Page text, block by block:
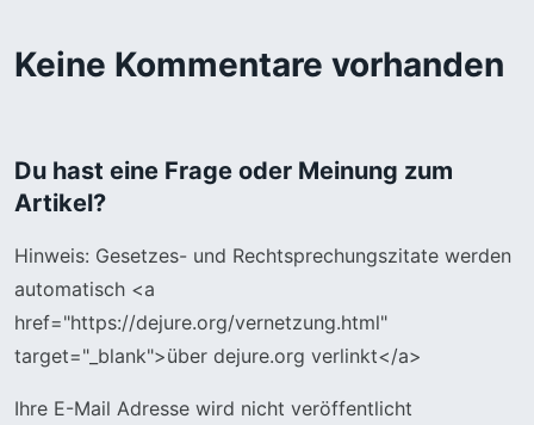
Keine Kommentare vorhanden
Du hast eine Frage oder Meinung zum
Artikel?
Hinweis: Gesetzes- und Rechtsprechungszitate werden
automatisch <a
href="https://dejure.org/vernetzung.html"
target="_blank">über dejure.org verlinkt</a>
Ihre E-Mail Adresse wird nicht veröffentlicht